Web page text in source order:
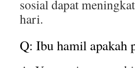
sosial dapat
hari.
Q: Ibu hamil apakah